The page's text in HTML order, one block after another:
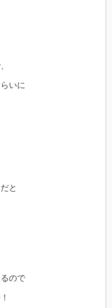
いに
と
ので